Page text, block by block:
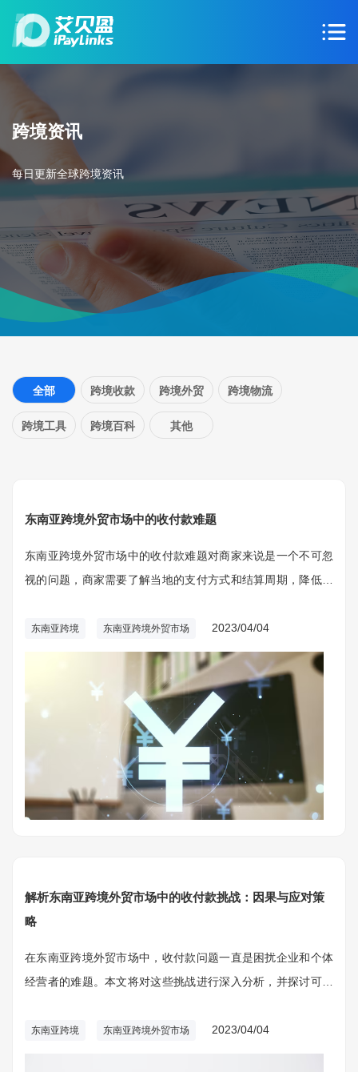
跨境资讯
每日更新全球跨境资讯
全部 跨境收款 跨境外贸 跨境物流
跨境工具 跨境百科 其他
东南亚跨境外贸市场中的收付款难题
东南亚跨境外贸市场中的收付款难题对商家来说是一个不可忽
视的问题，商家需要了解当地的支付方式和结算周期，降低成
网络安全防范，以确保跨境交易的安全和顺利进行。
东南亚跨境 东南亚跨境外贸市场 2023/04/04
解析东南亚跨境外贸市场中的收付款挑战：因果与应对策
略
在东南亚跨境外贸市场中，收付款问题一直是困扰企业和个体
经营者的难题。本文将对这些挑战进行深入分析，并探讨可能
东南亚跨境 东南亚跨境外贸市场 2023/04/04